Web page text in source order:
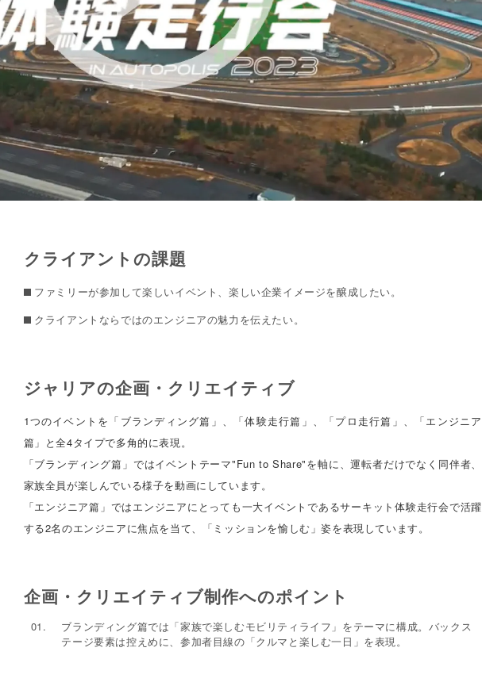
クライアントの課題
ファミリーが参加して楽しいイベント、楽しい企業イメージを醸成したい。
クライアントならではのエンジニアの魅力を伝えたい。
ジャリアの企画・クリエイティブ
1つのイベントを「ブランディング篇」、「体験走行篇」、「プロ走行篇」、「エンジニア
篇」と全4タイプで多角的に表現。
「ブランディング篇」ではイベントテーマ"Fun to Share"を軸に、運転者だけでなく同伴者、
家族全員が楽しんでいる様子を動画にしています。
「エンジニア篇」ではエンジニアにとっても一大イベントであるサーキット体験走行会で活躍
する2名のエンジニアに焦点を当て、「ミッションを愉しむ」姿を表現しています。
企画・クリエイティブ制作へのポイント
ブランディング篇では「家族で楽しむモビリティライフ」をテーマに構成。バックス
テージ要素は控えめに、参加者目線の「クルマと楽しむ一日」を表現。